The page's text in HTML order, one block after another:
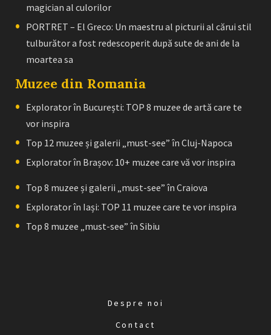
magician al culorilor
PORTRET – El Greco: Un maestru al picturii al cărui stil
tulburător a fost redescoperit după sute de ani de la
moartea sa
Muzee din Romania
Explorator în București: TOP 8 muzee de artă care te
vor inspira
Top 12 muzee și galerii „must-see” în Cluj-Napoca
Explorator în Brașov: 10+ muzee care vă vor inspira
Top 8 muzee și galerii „must-see” în Craiova
Explorator în Iași: TOP 11 muzee care te vor inspira
Top 8 muzee „must-see” în Sibiu
Despre noi
Contact